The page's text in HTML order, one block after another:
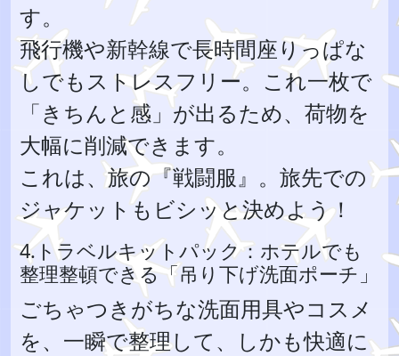
す。
飛行機や新幹線で長時間座りっぱな
しでもストレスフリー。これ一枚で
「きちんと感」が出るため、荷物を
大幅に削減できます。
これは、旅の『戦闘服』。旅先での
ジャケットもビシッと決めよう！
4.トラベルキットパック：ホテルでも
整理整頓できる「吊り下げ洗面ポーチ」
ごちゃつきがちな洗面用具やコスメ
を、一瞬で整理して、しかも快適に